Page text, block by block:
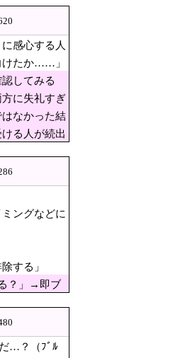
けた
医師の医学
の調査
認して
ばれるよう
感心する人
けたか……」
してみる
に失礼すぎ
なかった結
る人が続出
ングなどに
する」
？」→即ブ
…？（ﾌﾞﾙ